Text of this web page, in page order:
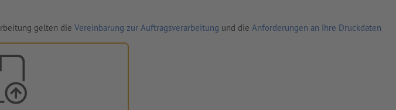
gelten die Vereinbarung zur Auftragsverarbeitung und die Anforderungen an Ihre Druckdaten